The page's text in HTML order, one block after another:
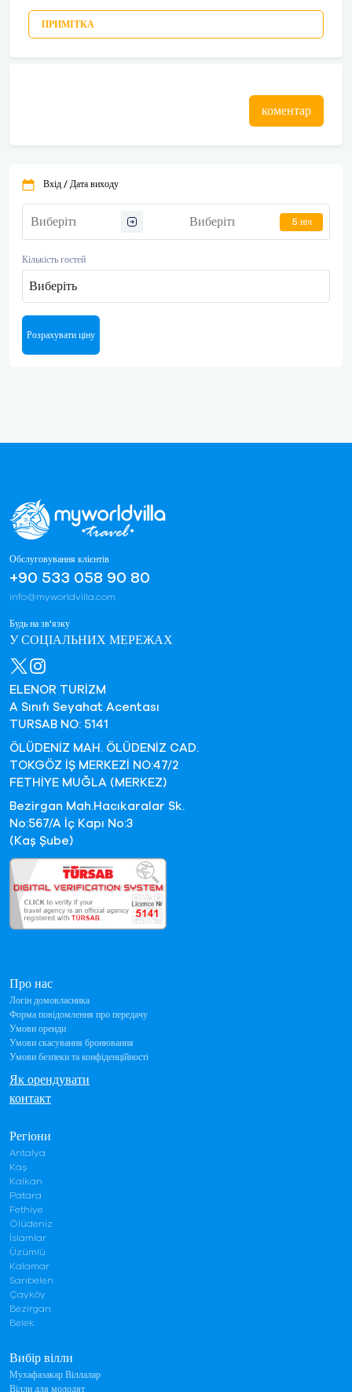
ПРИМІТКА
коментар
Вхід / Дата виходу
5 ніч
Кількість гостей
Виберіть
Розрахувати ціну
Вибір вілли
Мухафазакар Віллалар
Вілли для молодят
Регіони
Antalya
Kaş
Kalkan
Patara
Fethiye
Ölüdeniz
İslamlar
Üzümlü
Kalamar
Sarıbelen
Çayköy
Bezirgan
Belek
Про нас
Логін домовласника
Форма повідомлення про передачу
Умови оренди
Умови скасування бронювання
Умови безпеки та конфіденційності
Як орендувати
контакт
Обслуговування клієнтів
+90 533 058 90 80
info@myworldvilla.com
Будь на зв'язку
У СОЦІАЛЬНИХ МЕРЕЖАХ
ELENOR TURİZM
A Sınıfı Seyahat Acentası
TURSAB NO: 5141
ÖLÜDENİZ MAH. ÖLÜDENİZ CAD.
TOKGÖZ İŞ MERKEZİ NO:47/2
FETHİYE MUĞLA (MERKEZ)
Bezirgan Mah.Hacıkaralar Sk.
No:567/A İç Kapı No:3
(Kaş Şube)